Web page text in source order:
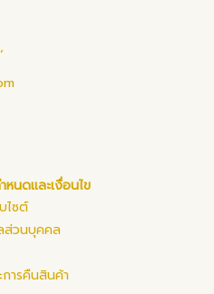
,
นดและเงื่อนไข
ไซต์
ส่วนบุคคล
การคืนสินค้า